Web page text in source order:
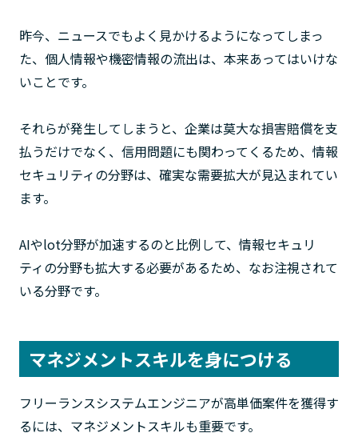
昨今、ニュースでもよく見かけるようになってしまっ
た、個人情報や機密情報の流出は、本来あってはいけな
いことです。
それらが発生してしまうと、企業は莫大な損害賠償を支
払うだけでなく、信用問題にも関わってくるため、情報
セキュリティの分野は、確実な需要拡大が見込まれてい
ます。
AIやlot分野が加速するのと比例して、情報セキュリ
ティの分野も拡大する必要があるため、なお注視されて
いる分野です。
マネジメントスキルを身につける
フリーランスシステムエンジニアが高単価案件を獲得す
るには、マネジメントスキルも重要です。